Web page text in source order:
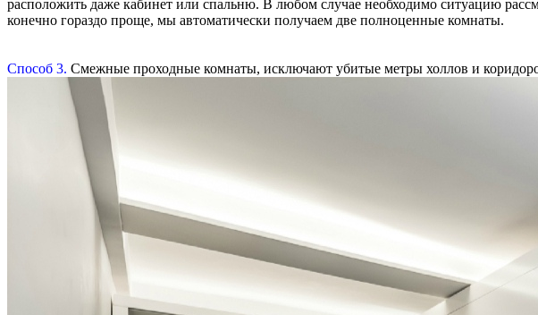
расположить даже кабинет или спальню. В любом случае необходимо ситуацию
конечно гораздо проще, мы автоматически получаем две полноценные комнаты.
Способ 3. Смежные проходные комнаты, исключают убитые метры холлов и